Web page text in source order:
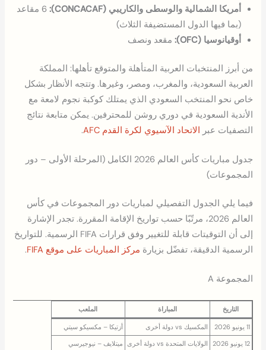
أمريكا الشمالية والوسطى والكاريبي (CONCACAF):
6 مقاعد
(بما فيها الدول المستضيفة الثلاث)
أوقيانوسيا (OFC):
مقعد ونصف
من أبرز المنتخبات العربية المتأهلة والمتوقع تأهلها: المملكة
العربية السعودية، والمغرب، ومصر، وغيرها. وتتجه الأنظار بشكل
خاص نحو المنتخب السعودي الذي يمتلك كوكبة نجوم لامعة مع
الأندية السعودية في دوري روشن للمحترفين. يمكن متابعة نتائج
التصفيات عبر الاتحاد الآسيوي لكرة القدم AFC .
جدول مباريات كأس العالم 2026 الكامل (المرحلة الأولى – دور
المجموعات)
فيما يلي الجدول التفصيلي لمباريات دور المجموعات في كأس
العالم 2026، مرتّبًا حسب تواريخ الإقامة المقررة. تجدر الإشارة
إلى أن التوقيتات قابلة للتغيير وفق قرارات FIFA الرسمية. للتواريخ
الرسمية الدقيقة، تفضّل بزيارة مركز المباريات على موقع FIFA .
المجموعة A
التاريخ المباراة الملعب
11 يونيو 2026 المكسيك vs دولة أخرى
أزتيكا – مكسيكو سيتي
12 يونيو 2026
الولايات المتحدة vs دولة أخرى ميتلايف – نيوجيرسي